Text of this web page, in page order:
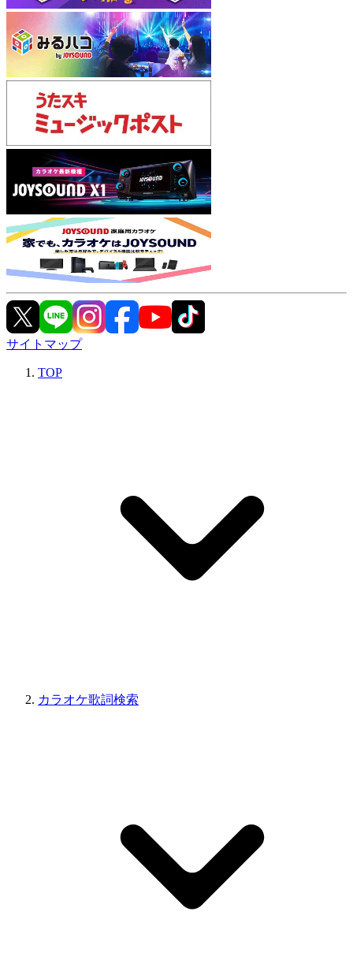
サイトマップ
TOP
カラオケ歌詞検索